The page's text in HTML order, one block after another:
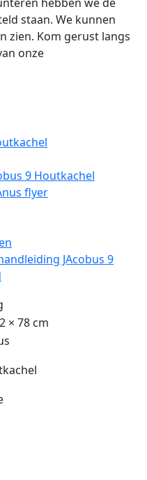
staan. We kunnen
zien. Kom gerust langs
onze
9 Houtkachel
flyer
JAcobus 9
× 78 cm